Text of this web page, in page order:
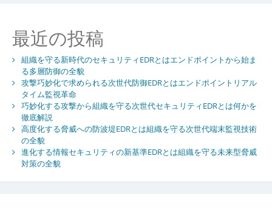
ョ
ン
最近の投稿
組織を守る新時代のセキュリティEDRとはエンドポイントから始ま
る多層防御の全貌
攻撃巧妙化で求められる次世代防御EDRとはエンドポイントリアル
タイム監視革命
巧妙化する攻撃から組織を守る次世代セキュリティEDRとは何かを
徹底解説
高度化する脅威への防波堤EDRとは組織を守る次世代端末監視技術
の全貌
進化する情報セキュリティの新基準EDRとは組織を守る未来型脅威
対策の全貌